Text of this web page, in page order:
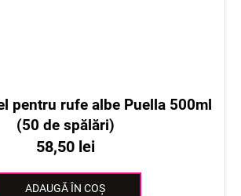
pentru rufe albe Puella 500ml
(50 de spălări)
58,50 lei
ADAUGĂ ÎN COŞ